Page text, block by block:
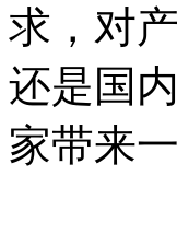
求，对
还是国
家带来